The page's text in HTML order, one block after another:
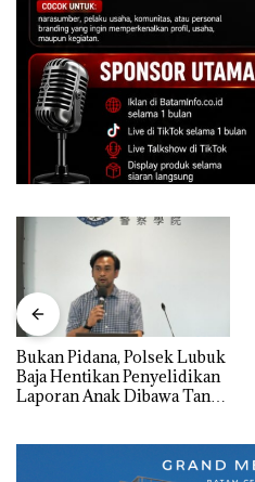
Bukan Pidana, Polsek Lubuk
Baja Hentikan Penyelidikan
Laporan Anak Dibawa Tanpa